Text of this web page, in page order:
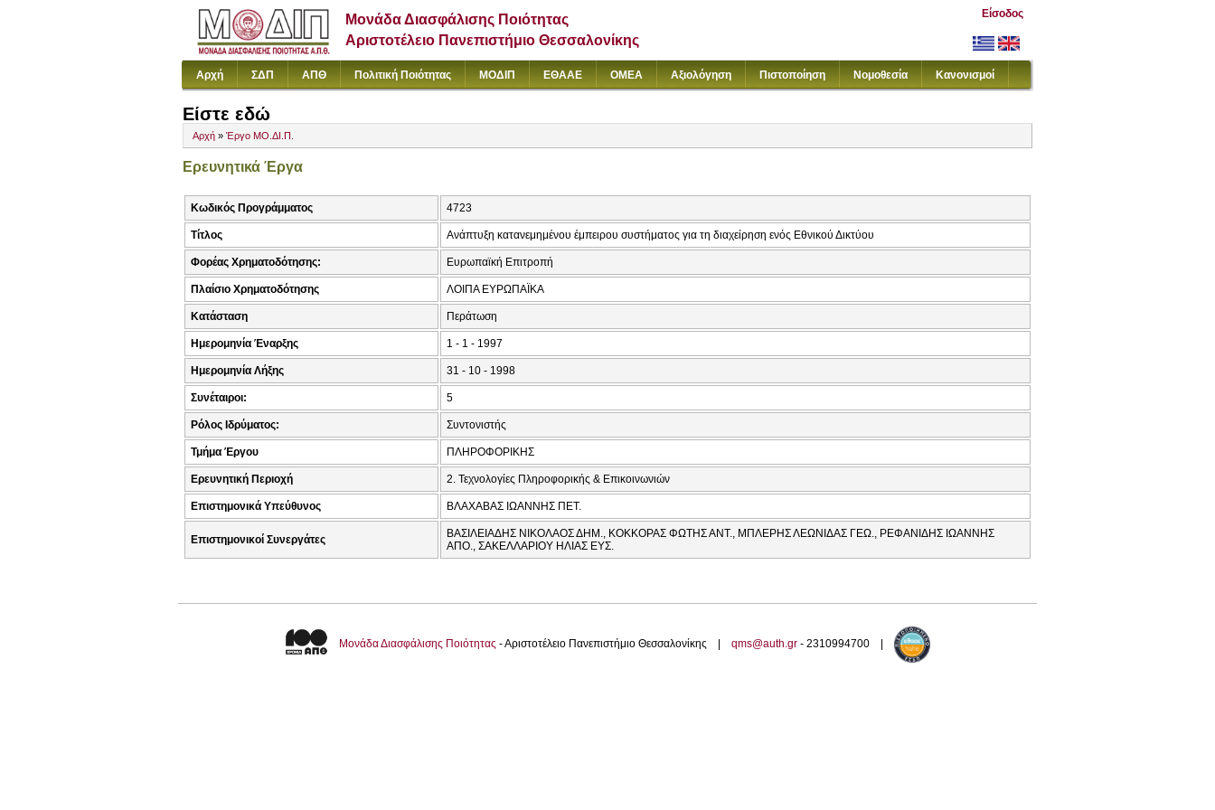
Μονάδα Διασφάλισης Ποιότητας
Αριστοτέλειο Πανεπιστήμιο Θεσσαλονίκης
Είσοδος
Αρχή ΣΔΠ ΑΠΘ Πολιτική Ποιότητας ΜΟΔΙΠ ΕΘΑΑΕ ΟΜΕΑ Αξιολόγηση Πιστοποίηση Νομοθεσία Κανονισμοί
Είστε εδώ
Αρχή » Έργο ΜΟ.ΔΙ.Π.
Ερευνητικά Έργα
Κωδικός Προγράμματος 4723
Τίτλος Ανάπτυξη κατανεμημένου έμπειρου συστήματος για τη διαχείρηση ενός Εθνικού Δικτύου
Φορέας Χρηματοδότησης: Ευρωπαϊκή Επιτροπή
Πλαίσιο Χρηματοδότησης ΛΟΙΠΑ ΕΥΡΩΠΑΪΚΑ
Κατάσταση Περάτωση
Ημερομηνία Έναρξης 1 - 1 - 1997
Ημερομηνία Λήξης 31 - 10 - 1998
Συνέταιροι: 5
Ρόλος Ιδρύματος: Συντονιστής
Τμήμα Έργου ΠΛΗΡΟΦΟΡΙΚΗΣ
Ερευνητική Περιοχή 2. Τεχνολογίες Πληροφορικής & Επικοινωνιών
Επιστημονικά Υπεύθυνος ΒΛΑΧΑΒΑΣ ΙΩΑΝΝΗΣ ΠΕΤ.
Επιστημονικοί Συνεργάτες
ΒΑΣΙΛΕΙΑΔΗΣ ΝΙΚΟΛΑΟΣ ΔΗΜ., ΚΟΚΚΟΡΑΣ ΦΩΤΗΣ ΑΝΤ., ΜΠΛΕΡΗΣ ΛΕΩΝΙΔΑΣ ΓΕΩ., ΡΕΦΑΝΙΔΗΣ ΙΩΑΝΝΗΣ
ΑΠΟ., ΣΑΚΕΛΛΑΡΙΟΥ ΗΛΙΑΣ ΕΥΣ.
Μονάδα Διασφάλισης Ποιότητας - Αριστοτέλειο Πανεπιστήμιο Θεσσαλονίκης | qms@auth.gr - 2310994700 |